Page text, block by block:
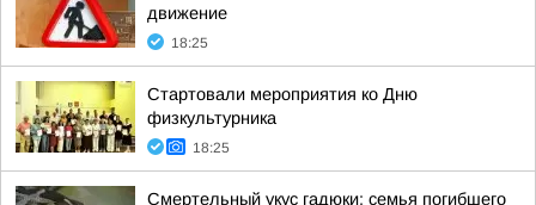
движение
18:25
Стартовали мероприятия ко Дню
физкультурника
18:25
Смертельный укус гадюки: семья погибшего